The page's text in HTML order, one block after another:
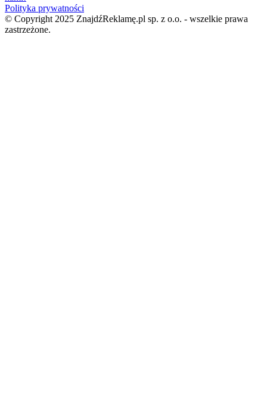
Polityka prywatności
© Copyright 2025 ZnajdźReklamę.pl sp. z o.o. - wszelkie prawa
zastrzeżone.